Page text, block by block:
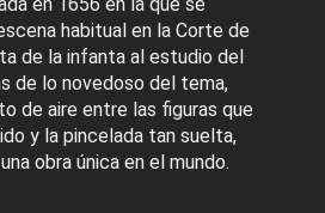
en 1656 en la que se
habitual en la Corte de
de la infanta al estudio del
de lo novedoso del tema,
de aire entre las figuras que
y la pincelada tan suelta,
obra única en el mundo.